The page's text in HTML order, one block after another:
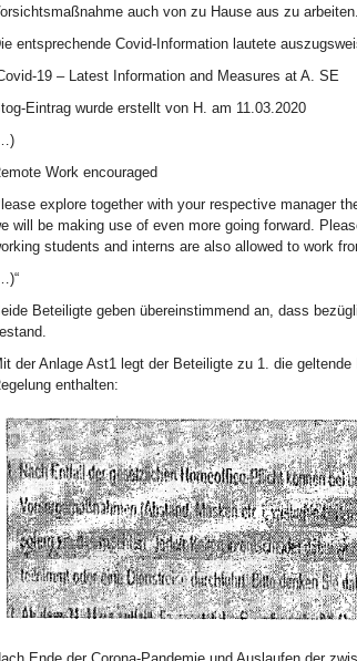
auch von zu Hause aus zu arbeiten.
entsprechende Covid-Information lautete
19 – Latest Information and Measures at A. SE
Eintrag wurde erstellt von H. am 11.03.2020
Work encouraged
explore together with your respective manager
will be making use of even more going forward.
students and interns are also allowed to work
Beteiligte geben übereinstimmend an, dass
der Anlage Ast1 legt der Beteiligte zu 1. die
enthalten: